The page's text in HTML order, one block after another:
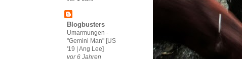
Blogbusters
Umarmungen -
"Gemini Man" [US
'19 | Ang Lee]
vor 6 Jahren